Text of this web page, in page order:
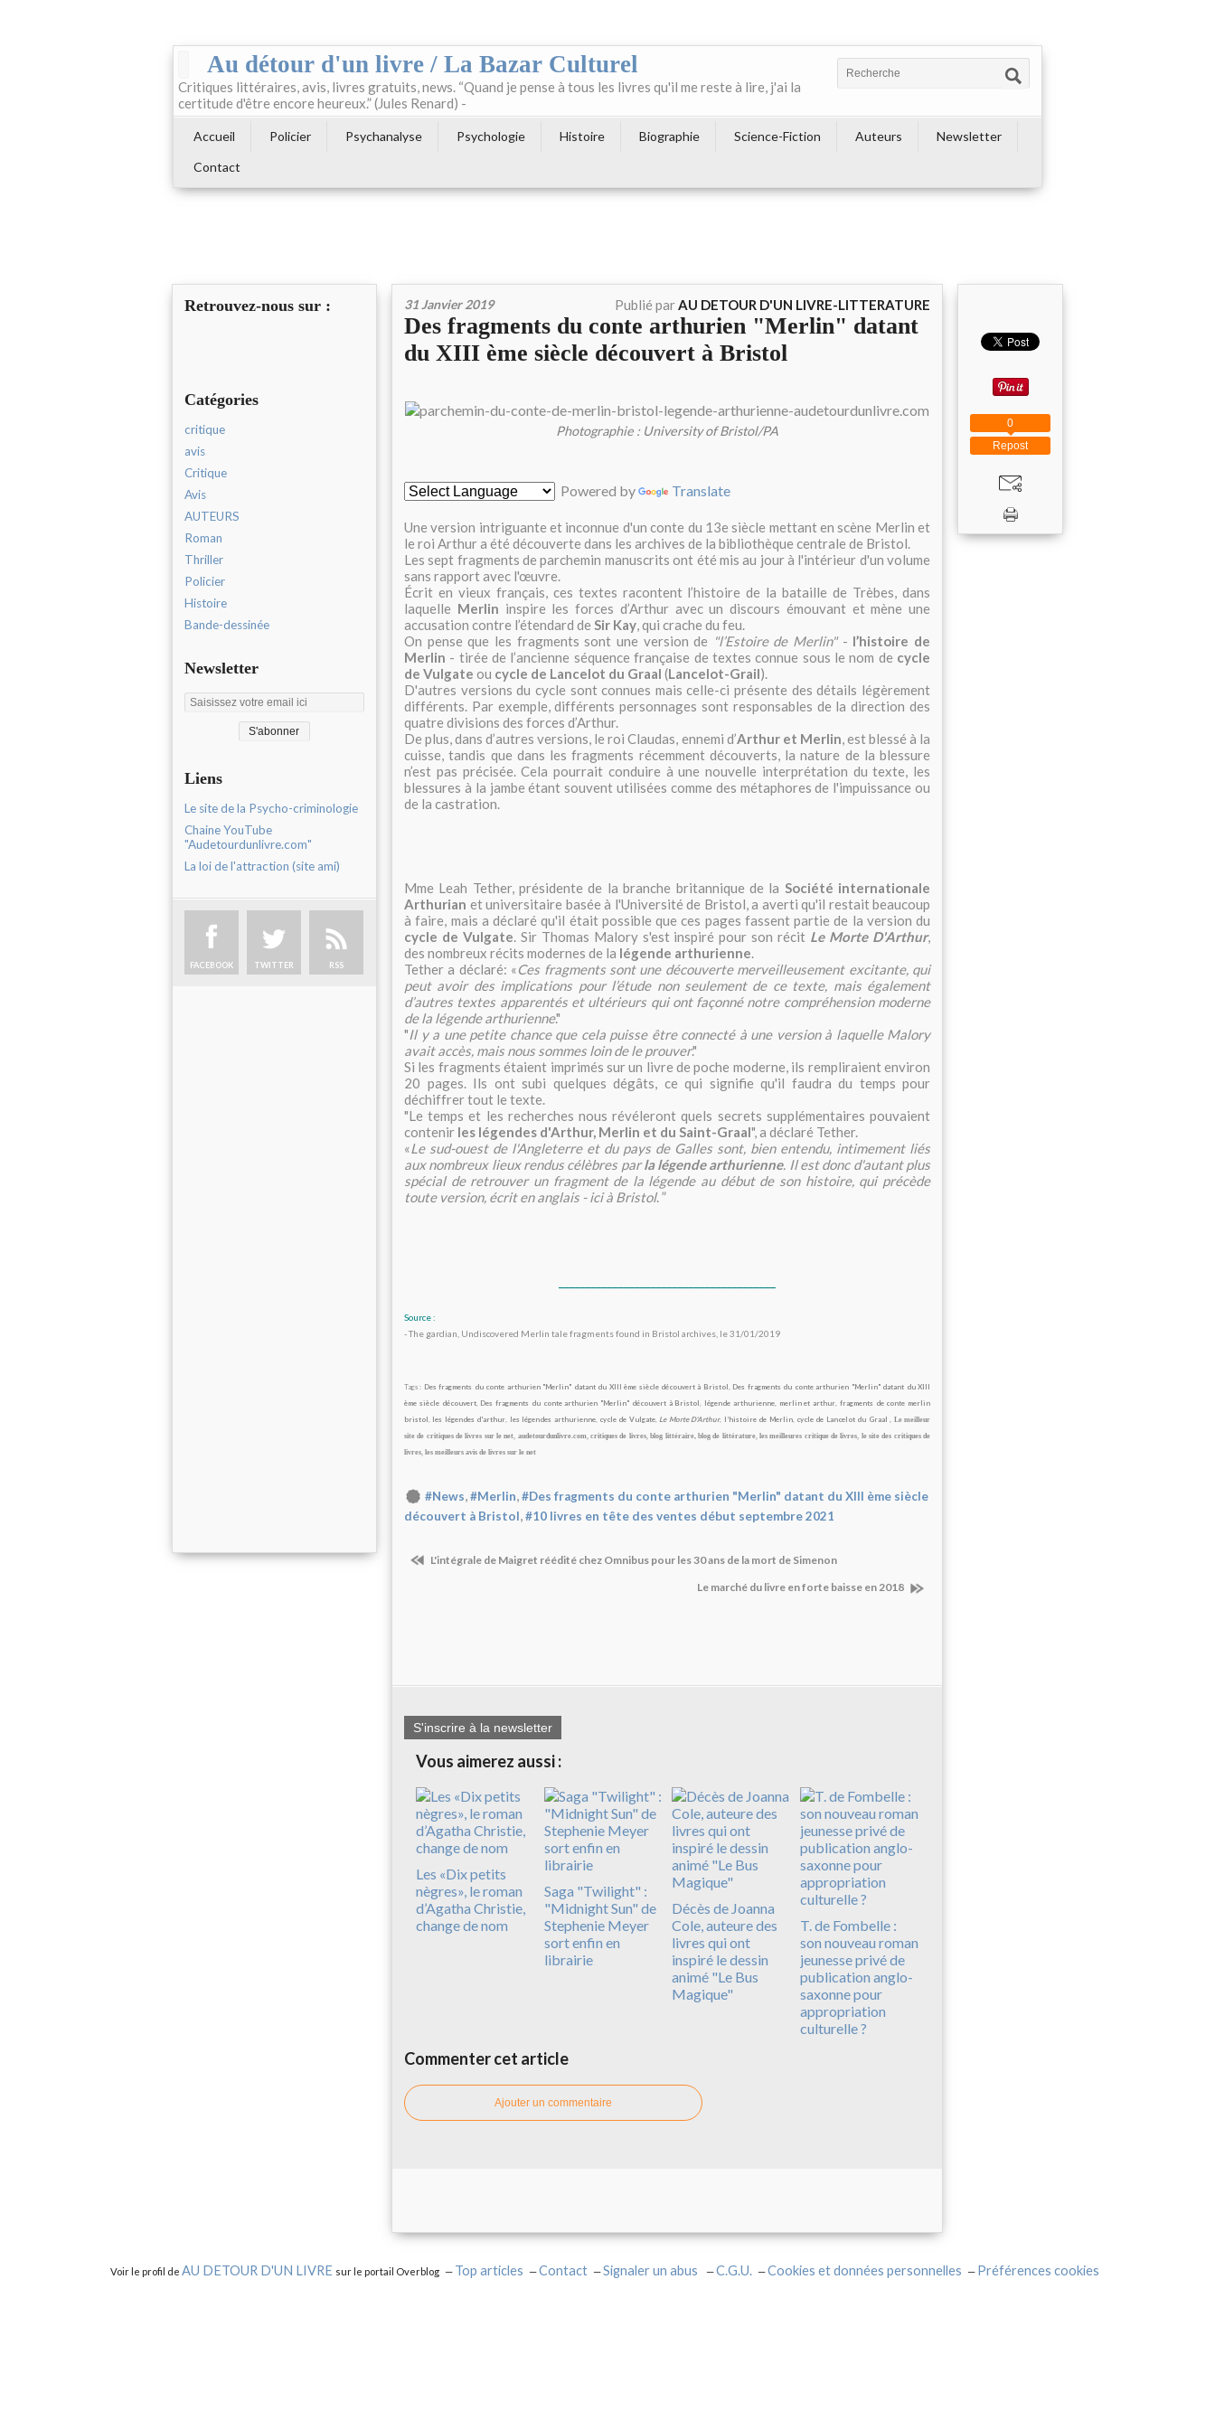
Au détour d'un livre / La Bazar Culturel
Critiques littéraires, avis, livres gratuits, news. “Quand je pense à tous les livres qu'il me reste à lire, j'ai la
certitude d'être encore heureux.” (Jules Renard) -
Accueil Policier Psychanalyse Psychologie Histoire Biographie Science-Fiction Auteurs
Newsletter
Contact
Retrouvez-nous sur :
Catégories
critique
avis
Critique
Avis
AUTEURS
Roman
Thriller
Policier
Histoire
Bande-dessinée
Newsletter
Liens
Le site de la Psycho-criminologie
Chaine YouTube
"Audetourdunlivre.com"
La loi de l'attraction (site ami)
FACEBOOK TWITTER RSS
31 Janvier 2019 Publié parAU DETOUR D'UN LIVRE-LITTERATURE
Des fragments du conte arthurien "Merlin" datant
du XIII ème siècle découvert à Bristol
Photographie : University of Bristol/PA
Powered by Translate
Une version intriguante et inconnue d'un conte du 13e siècle mettant en scène Merlin et
le roi Arthur a été découverte dans les archives de la bibliothèque centrale de Bristol.
Les sept fragments de parchemin manuscrits ont été mis au jour à l'intérieur d'un volume
sans rapport avec l'œuvre.
Écrit en vieux français, ces textes racontent l’histoire de la bataille de Trèbes, dans
laquelle Merlin inspire les forces d’Arthur avec un discours émouvant et mène une
accusation contre l’étendard de Sir Kay, qui crache du feu.
On pense que les fragments sont une version de "l’Estoire de Merlin" - l’histoire de
Merlin - tirée de l’ancienne séquence française de textes connue sous le nom de cycle
de Vulgate ou cycle de Lancelot du Graal (Lancelot-Grail).
D'autres versions du cycle sont connues mais celle-ci présente des détails légèrement
différents. Par exemple, différents personnages sont responsables de la direction des
quatre divisions des forces d’Arthur.
De plus, dans d’autres versions, le roi Claudas, ennemi d’Arthur et Merlin, est blessé à la
cuisse, tandis que dans les fragments récemment découverts, la nature de la blessure
n’est pas précisée. Cela pourrait conduire à une nouvelle interprétation du texte, les
blessures à la jambe étant souvent utilisées comme des métaphores de l'impuissance ou
de la castration.
Mme Leah Tether, présidente de la branche britannique de la Société internationale
Arthurian et universitaire basée à l'Université de Bristol, a averti qu'il restait beaucoup
à faire, mais a déclaré qu'il était possible que ces pages fassent partie de la version du
cycle de Vulgate. Sir Thomas Malory s'est inspiré pour son récit Le Morte D'Arthur,
des nombreux récits modernes de la légende arthurienne.
Tether a déclaré: «Ces fragments sont une découverte merveilleusement excitante, qui
peut avoir des implications pour l’étude non seulement de ce texte, mais également
d’autres textes apparentés et ultérieurs qui ont façonné notre compréhension moderne
de la légende arthurienne."
"Il y a une petite chance que cela puisse être connecté à une version à laquelle Malory
avait accès, mais nous sommes loin de le prouver."
Si les fragments étaient imprimés sur un livre de poche moderne, ils rempliraient environ
20 pages. Ils ont subi quelques dégâts, ce qui signifie qu'il faudra du temps pour
déchiffrer tout le texte.
"Le temps et les recherches nous révéleront quels secrets supplémentaires pouvaient
contenir les légendes d'Arthur, Merlin et du Saint-Graal", a déclaré Tether.
«Le sud-ouest de l'Angleterre et du pays de Galles sont, bien entendu, intimement liés
aux nombreux lieux rendus célèbres parla légende arthurienne. Il est donc d'autant plus
spécial de retrouver un fragment de la légende au début de son histoire, qui précède
toute version, écrit en anglais - ici à Bristol. ”
Source :
- The gardian, Undiscovered Merlin tale fragments found in Bristol archives, le 31/01/2019
Tags : Des fragments du conte arthurien "Merlin" datant du XIII ème siècle découvert à Bristol, Des fragments du conte arthurien "Merlin" datant du XIII
ème siècle découvert, Des fragments du conte arthurien "Merlin" découvert à Bristol, légende arthurienne, merlin et arthur, fragments de conte merlin
bristol, les légendes d'arthur, les légendes arthurienne, cycle de Vulgate,Le Morte D'Arthur, l’histoire de Merlin, cycle de Lancelot du Graal , Le meilleur
site de critiques de livres sur le net, audetourdunlivre.com,critiques de livres,blog littéraire, blog de littérature, les meilleures critique de livres, le site des critiques de
livres, les meilleurs avis de livres sur le net
#News,#Merlin,#Des fragments du conte arthurien "Merlin" datant du XIII ème siècle
découvert à Bristol,#10 livres en tête des ventes début septembre 2021
L'intégrale de Maigret réédité chez Omnibus pour les 30 ans de la mort de Simenon
Le marché du livre en forte baisse en 2018
S'inscrire à la newsletter
Vous aimerez aussi :
Les «Dix petits
nègres», le roman
d’Agatha Christie,
change de nom
Saga "Twilight" :
"Midnight Sun" de
Stephenie Meyer
sort enfin en
librairie
Décès de Joanna
Cole, auteure des
livres qui ont
inspiré le dessin
animé "Le Bus
Magique"
T. de Fombelle :
son nouveau roman
jeunesse privé de
publication anglo-
saxonne pour
appropriation
culturelle ?
Commenter cet article
Ajouter un commentaire
Repost
0
Voir le profil de AU DETOUR D'UN LIVRE sur le portail Overblog Top articles Contact Signaler un abus C.G.U. Cookies et données personnelles Préférences cookies